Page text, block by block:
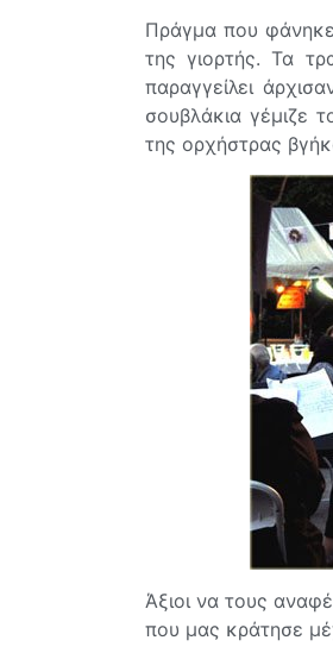
Πράγμα που φάνηκε
της γιορτής. Τα
παραγγείλει
σουβλάκια γέμιζε
της ορχήστρας
Άξιοι να τους
που μας κράτησε